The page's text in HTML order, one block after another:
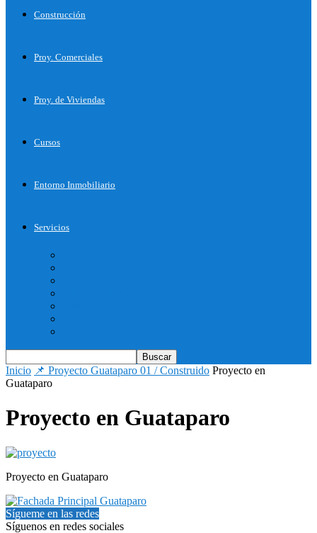
Construcción
Proy. Comerciales
Proy. de Viviendas
Cursos
Entorno Inmobiliario
Servicios
Inicio 📌 Proyecto Guataparo 01 / Construido Proyecto en
Guataparo
Proyecto en Guataparo
Proyecto en Guataparo
Sígueme en las redes
Síguenos en redes sociales